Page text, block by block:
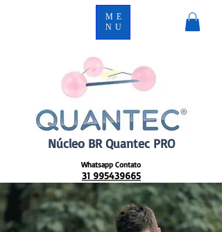
Núcleo BR Quantec PRO
Whatsapp Contato
31 995439665
ME
NU